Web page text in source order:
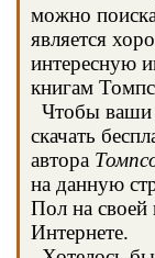
можно
является
интересную
книгам
Чтобы ваши
скачать
автора
на данную
Пол на своей
Интернете.